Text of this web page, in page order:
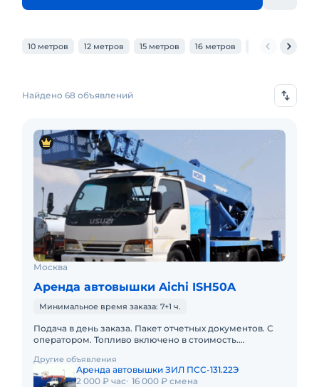
10 метров 12 метров 15 метров 16 метров 18 метров
Найдено 68 объявлений
Москва
Аренда автовышки Aichi ISH50A
Минимальное время заказа: 7+1 ч.
Подача в день заказа. Пакет отчетных документов. С
оператором. Топливо включено в стоимость.
с малой наработк
Другие объявления
Аренда автовышки ЗИЛ ПСС-131.22Э
2 000 ₽ час 16 000 ₽ смена